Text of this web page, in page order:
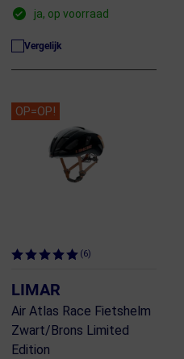
ja, op voorraad
Vergelijk
OP=OP!
(6)
LIMAR
Air Atlas Race Fietshelm
Zwart/Brons Limited
Edition